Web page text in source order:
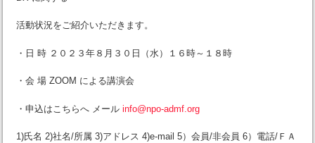
活動状況をご紹介いただきます。
・日 時 ２０２３年８月３０日（水）１６時～１８時
・会 場 ZOOM による講演会
・申込はこちらへ メール info@npo-admf.org
1)氏名 2)社名/所属 3)アドレス 4)e-mail 5）会員/非会員 6）電話/ＦＡ